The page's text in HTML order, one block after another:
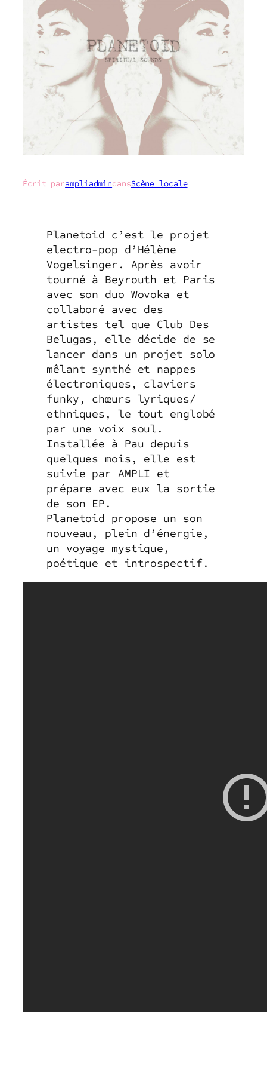
Écrit parampliadmindansScène locale
Planetoid c’est le projet
electro-pop d’Hélène
Vogelsinger. Après avoir
tourné à Beyrouth et Paris
avec son duo Wovoka et
collaboré avec des
artistes tel que Club Des
Belugas, elle décide de se
lancer dans un projet solo
mêlant synthé et nappes
électroniques, claviers
funky, chœurs lyriques/
ethniques, le tout englobé
par une voix soul.
Installée à Pau depuis
quelques mois, elle est
suivie par AMPLI et
prépare avec eux la sortie
de son EP.
Planetoid propose un son
nouveau, plein d’énergie,
un voyage mystique,
poétique et introspectif.